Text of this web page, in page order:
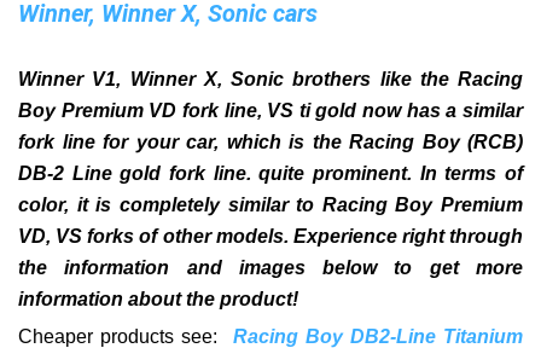
Winner, Winner X, Sonic cars
Winner V1, Winner X, Sonic brothers like the Racing
Boy Premium VD fork line, VS ti gold now has a similar
fork line for your car, which is the Racing Boy (RCB)
DB-2 Line gold fork line. quite prominent. In terms of
color, it is completely similar to Racing Boy Premium
VD, VS forks of other models. Experience right through
the information and images below to get more
information about the product!
Cheaper products see: Racing Boy DB2-Line Titanium